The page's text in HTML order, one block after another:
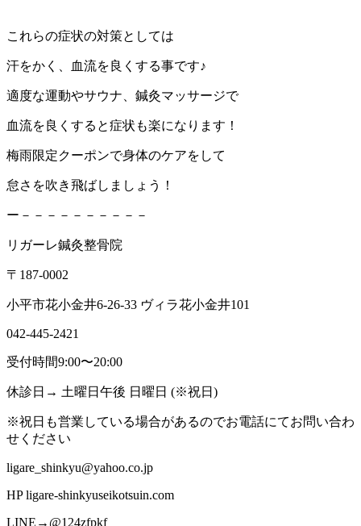
これらの症状の対策としては
汗をかく、血流を良くする事です♪
適度な運動やサウナ、鍼灸マッサージで
血流を良くすると症状も楽になります！
梅雨限定クーポンで身体のケアをして
怠さを吹き飛ばしましょう！
ー－－－－－－－－－－
リガーレ鍼灸整骨院
〒187-0002
小平市花小金井6-26-33 ヴィラ花小金井101
042-445-2421
受付時間9:00〜20:00
休診日→ 土曜日午後 日曜日 (※祝日)
※祝日も営業している場合があるのでお電話にてお問い合わ
せください
ligare_shinkyu@yahoo.co.jp
HP ligare-shinkyuseikotsuin.com
LINE→@124zfpkf